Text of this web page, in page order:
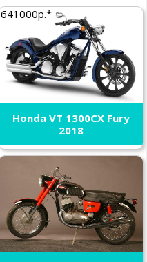
641000р.*
Honda VT 1300CX Fury
2018